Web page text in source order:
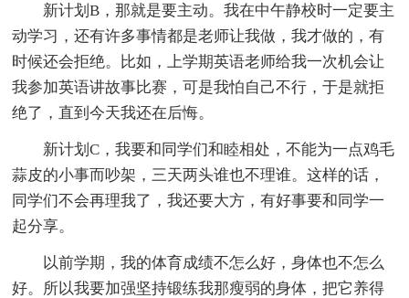
新计划B，那就是要主动。我在中午静校时一定要主
动学习，还有许多事情都是老师让我做，我才做的，有
时候还会拒绝。比如，上学期英语老师给我一次机会让
我参加英语讲故事比赛，可是我怕自己不行，于是就拒
绝了，直到今天我还在后悔。
新计划C，我要和同学们和睦相处，不能为一点鸡毛
蒜皮的小事而吵架，三天两头谁也不理谁。这样的话，
同学们不会再理我了，我还要大方，有好事要和同学一
起分享。
以前学期，我的体育成绩不怎么好，身体也不怎么
好。所以我要加强坚持锻练我那瘦弱的身体，把它养得